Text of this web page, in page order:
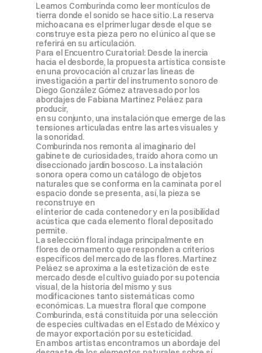
Leamos Comburinda como leer montículos de
tierra donde el sonido se hace sitio. La reserva
michoacana es el primer lugar desde el que se
construye esta pieza pero no el único al que se
referirá en su articulación.
Para el Encuentro Curatorial: Desde la inercia
hacia el desborde, la propuesta artística consiste
en una provocación al cruzar las líneas de
investigación a partir del instrumento sonoro de
Diego González Gómez atravesado por los
abordajes de Fabiana Martínez Peláez para
producir,
en su conjunto, una instalación que emerge de las
tensiones articuladas entre las artes visuales y
la sonoridad.
Comburinda nos remonta al imaginario del
gabinete de curiosidades, traído ahora como un
diseccionado jardín boscoso. La instalación
sonora opera como un catálogo de objetos
naturales que se conforma en la caminata por el
espacio donde se presenta, así, la pieza se
reconstruye en
el interior de cada contenedor y en la posibilidad
acústica que cada elemento floral depositado
permite.
La selección floral indaga principalmente en
flores de ornamento que responden a criterios
específicos del mercado de las flores. Martínez
Peláez se aproxima a la estetización de este
mercado desde el cultivo guiado por su potencia
visual, de la historia del mismo y sus
modificaciones tanto sistemáticas como
económicas. La muestra floral que compone
Comburinda, está constituida por una selección
de especies cultivadas en el Estado de México y
de mayor exportación por su esteticidad.
En ambos artistas encontramos un abordaje del